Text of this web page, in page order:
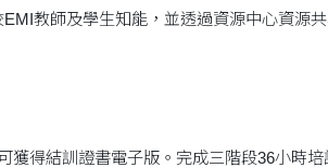
教師及學生知能，並透過資源中心資源
得結訓證書電子版。完成三階段36小時